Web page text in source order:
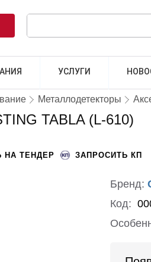
УСЛУГИ
Металлодетекторы
TABLA (L-610)
НА ТЕНДЕР ЗАПРОСИТЬ КП
Бренд:
Код: